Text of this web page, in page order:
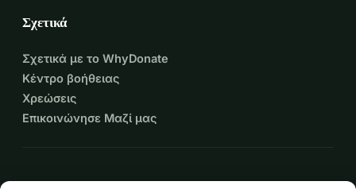
Σχετικά
Σχετικά με το WhyDonate
Κέντρο βοήθειας
Χρεώσεις
Επικοινώνησε Μαζί μας